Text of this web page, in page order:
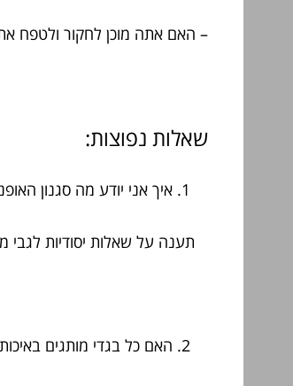
– האם אתה מוכן לחקור ולטפח
שאלות נפוצות:
איך אני יודע מה סגנון
תענה על שאלות יסודיות לגבי
האם כל בגדי מותגים